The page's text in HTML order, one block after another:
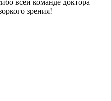
всей команде доктора
зрения!